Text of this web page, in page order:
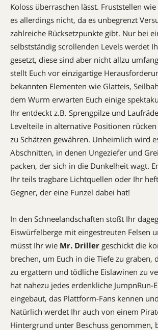
Koloss überraschen lässt. Fruststellen
es allerdings nicht, da es unbegrenzt
zahlreiche Rücksetzpunkte gibt. Nur bei
selbstständig scrollenden Levels werdet
gesetzt, diese sind aber nicht allzu
stellt Euch vor einzigartige
bekannten Elementen wie Glatteis,
dem Wurm erwarten Euch einige
Ihr entdeckt z.B. Sprengpilze und
Levelteile in alternative Positionen
zu Schätzen gewähren. Unheimlich wird
Abschnitten, in denen Ungeziefer und
packen, der sich in die Dunkelheit wagt.
Ihr teils tragbare Lichtquellen oder Ihr
Gegner, der eine Funzel dabei hat!
In den Schneelandschaften stoßt Ihr
Eiswürfelberge mit eingestreuten Felsen
müsst Ihr wie Mr. Driller geschickt die
brechen, um Euch in die Tiefe zu graben,
zu ergattern und tödliche Eislawinen zu
hat nahezu jedes erdenkliche JumpnRun-
eingebaut, das Plattform-Fans kennen
Natürlich werdet Ihr auch von einem
Hintergrund unter Beschuss genommen,